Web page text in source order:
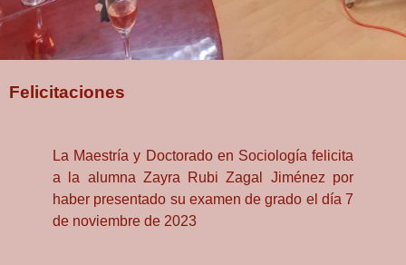
Felicitaciones
La Maestría y Doctorado en Sociología felicita
a la alumna Zayra Rubi Zagal Jiménez por
haber presentado su examen de grado el día 7
de noviembre de 2023